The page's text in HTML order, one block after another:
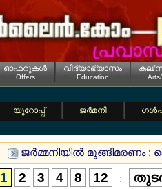
ഓഫറുകള്‍
Offers
വിദ്യാഭ്യാസം
Education
കല/
യൂറോപ്പ് ജര്‍മനി
ജര്‍മ്മനിയില്‍ മുങ്ങിമരണം ;
1 2 3 4 8 12 :